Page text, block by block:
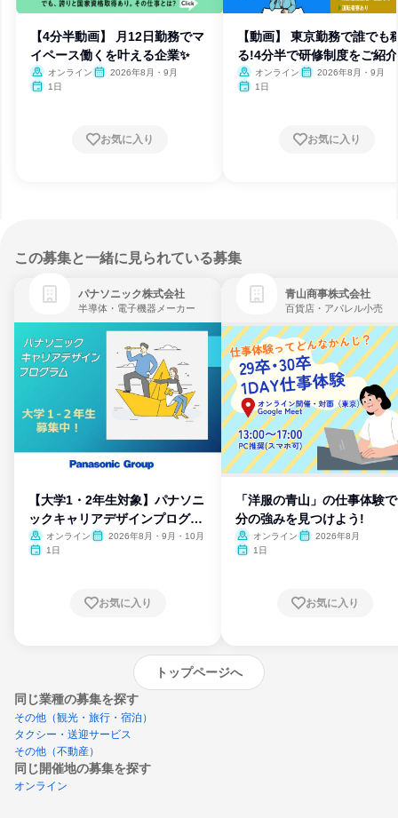
【4分半動画】 月12日勤務でマ
イペース働くを叶える企業✨
オンライン
2026年8月・9月
1日
お気に入り
【動画】 東京勤務で誰でも
る!4分半で研修制度をご紹
オンライン
2026年8月・9月
1日
お気に入り
この募集と一緒に見られている募集
パナソニック株式会社
半導体・電子機器メーカー
【大学1・2年生対象】パナソニ
ックキャリアデザインプログラ
ム
オンライン
2026年8月・9月・10月
1日
お気に入り
青山商事株式会社
百貨店・アパレル小売
「洋服の青山」の仕事体験
分の強みを見つけよう!
オンライン
2026年8月
1日
お気に入り
トップページへ
同じ業種の募集を探す
その他（観光・旅行・宿泊）
タクシー・送迎サービス
その他（不動産）
同じ開催地の募集を探す
オンライン